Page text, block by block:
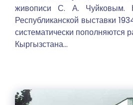
живописи С. А. Чуйковым.
Республиканской выставки
систематически пополняются
Кыргызстана...